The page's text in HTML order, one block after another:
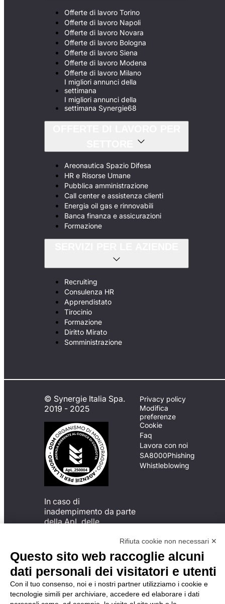
Offerte di lavoro Torino
Offerte di lavoro Napoli
Offerte di lavoro Novara
Offerte di lavoro Bologna
Offerte di lavoro Siena
Offerte di lavoro Modena
Offerte di lavoro Milano
I migliori annunci della
settimana
I migliori annunci della
settimana Synergie68
Areonautica Spazio Difesa
HR e Risorse Umane
Pubblica amministrazione
Call center e assistenza clienti
Energia oil gas e rinnovabili
Banca finanza e assicurazioni
Formazione
Recruiting
Consulenza HR
Apprendistato
Tirocinio
Formazione
Diritto Mirato
Somministrazione
© Synergie Italia Spa.
2019 - 2025
In caso di
inadempimento da parte
della ApL delle
del Codice di Condotta, è
possibile presentare un
reclamo
all’Organismo di
Monitoraggio utilizzando
una delle modalità
descritte al seguente
Privacy policy
Modifica
preferenze
Cookie
Faq
Lavora con noi
SA8000Phishing
Whistleblowing
Rifiuta cookie non necessari ✕
Questo sito web raccoglie alcuni
dati personali dei visitatori e utenti
Con il tuo consenso, noi e i nostri partner utilizziamo i cookie e
tecnologie simili per archiviare, accedere ed elaborare i dati